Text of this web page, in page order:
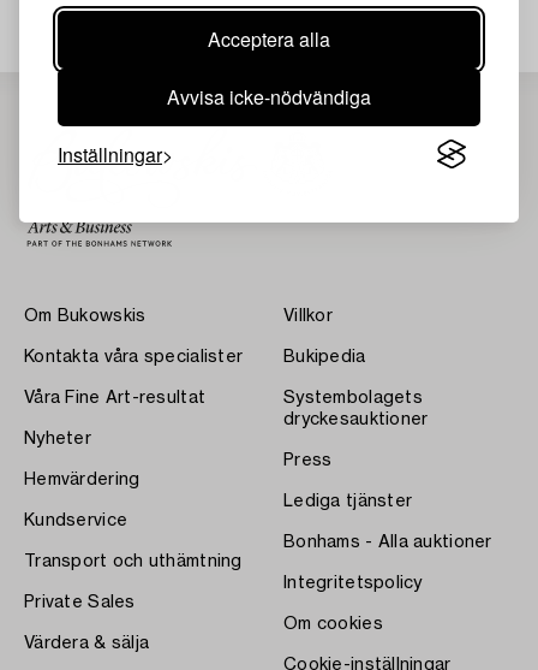
Acceptera alla
Avvisa icke-nödvändiga
Inställningar
Om Bukowskis
Kontakta våra specialister
Våra Fine Art-resultat
Nyheter
Hemvärdering
Kundservice
Transport och uthämtning
Private Sales
Värdera & sälja
Villkor
Bukipedia
Systembolagets
dryckesauktioner
Press
Lediga tjänster
Bonhams - Alla auktioner
Integritetspolicy
Om cookies
Cookie-inställningar